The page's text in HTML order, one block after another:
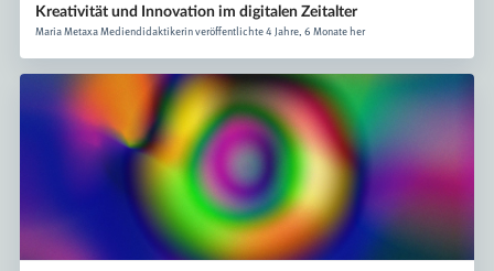
Kreativität und Innovation im digitalen Zeitalter
Maria Metaxa Mediendidaktikerin veröffentlichte 4 Jahre, 6 Monate her